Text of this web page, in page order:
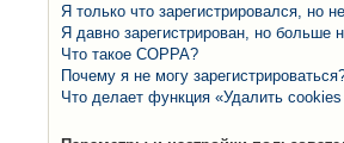
Я только что зарегистрировался, но
Я давно зарегистрирован, но больше
Что такое COPPA?
Почему я не могу
Что делает функция «Удалить